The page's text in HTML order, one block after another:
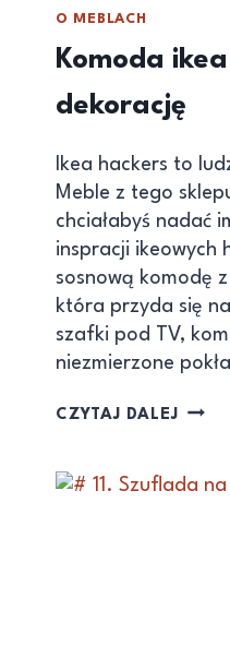
O MEBLACH
Komoda
dekorację
Ikea hackers to
Meble z tego
chciałabyś nadać
inspracji ikeowych
sosnową komodę
która przyda się
szafki pod TV,
niezmierzone
CZYTAJ DALEJ